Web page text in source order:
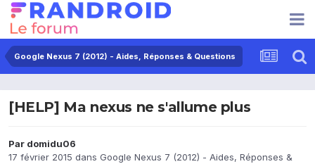
Google Nexus 7 (2012) - Aides, Réponses & Questions
[HELP] Ma nexus ne s'allume plus
Par domidu06
17 février 2015 dans Google Nexus 7 (2012) - Aides, Réponses &